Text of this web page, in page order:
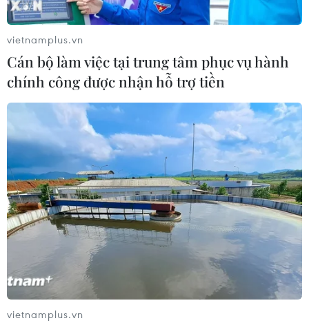
Trung Quốc, Mỹ đạt nhận thức chung về thúc
đẩy thương mại nông sản hai chiều
Mỹ phạt Bosch 36 triệu USD vì vi phạm lệnh
trừng phạt Huawei
TIN LIÊN QUAN
vietnamplus.vn
Cán bộ làm việc tại trung tâm phục vụ hành
chính công được nhận hỗ trợ tiền
vietnamplus.vn